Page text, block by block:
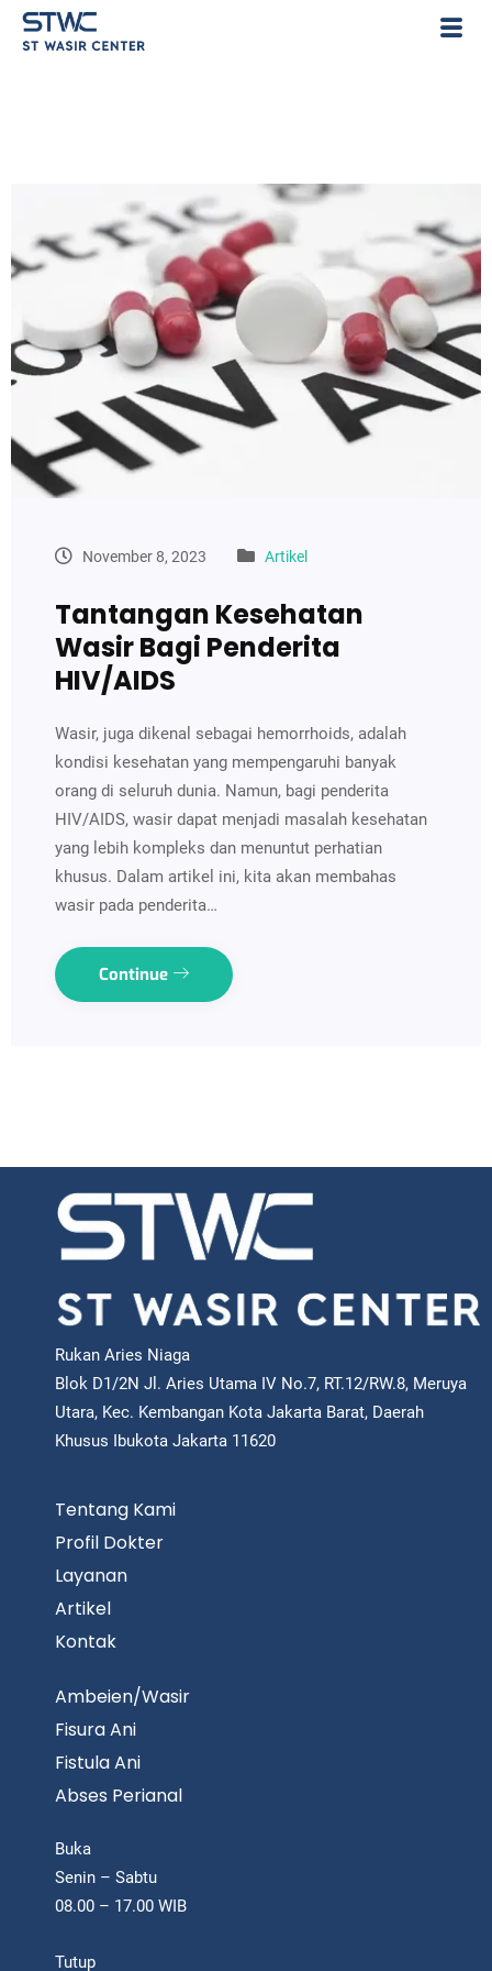
November 8, 2023 Artikel
Tantangan Kesehatan
Wasir Bagi Penderita
HIV/AIDS
Wasir, juga dikenal sebagai hemorrhoids, adalah
kondisi kesehatan yang mempengaruhi banyak
orang di seluruh dunia. Namun, bagi penderita
HIV/AIDS, wasir dapat menjadi masalah kesehatan
yang lebih kompleks dan menuntut perhatian
khusus. Dalam artikel ini, kita akan membahas
wasir pada penderita…
Continue
Rukan Aries Niaga
Blok D1/2N Jl. Aries Utama IV No.7, RT.12/RW.8, Meruya
Utara, Kec. Kembangan Kota Jakarta Barat, Daerah
Khusus Ibukota Jakarta 11620
Tentang Kami
Profil Dokter
Layanan
Artikel
Kontak
Ambeien/Wasir
Fisura Ani
Fistula Ani
Abses Perianal
Buka
Senin – Sabtu
08.00 – 17.00 WIB
Tutup